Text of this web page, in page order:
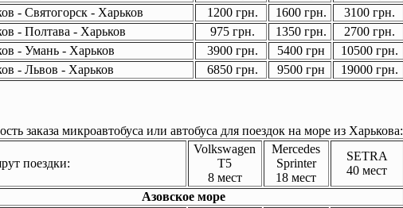
- Святогорск - Харьков
1200 грн. 1600 грн.
3100 грн.
- Полтава - Харьков
975 грн. 1350 грн.
2700 грн.
- Умань - Харьков
3900 грн. 5400 грн
10500 грн.
- Львов - Харьков
6850 грн. 9500 грн 19000 грн.
заказа микроавтобуса или автобуса для поездок на море из Харькова:
поездки:
Volkswagen
T5
8 мест
Mercedes
Sprinter
18 мест
SETRA
40 мест
Азовское море